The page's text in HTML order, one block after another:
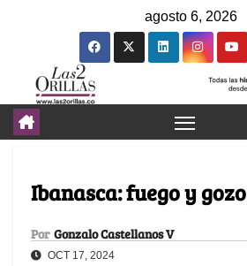
agosto 6, 2026
Ibanasca: fuego y gozo
Por Gonzalo Castellanos V
OCT 17, 2024